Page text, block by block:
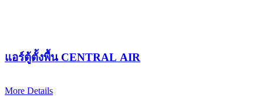
แอร์ตู้ตั้งพื้น CENTRAL AIR
More Details